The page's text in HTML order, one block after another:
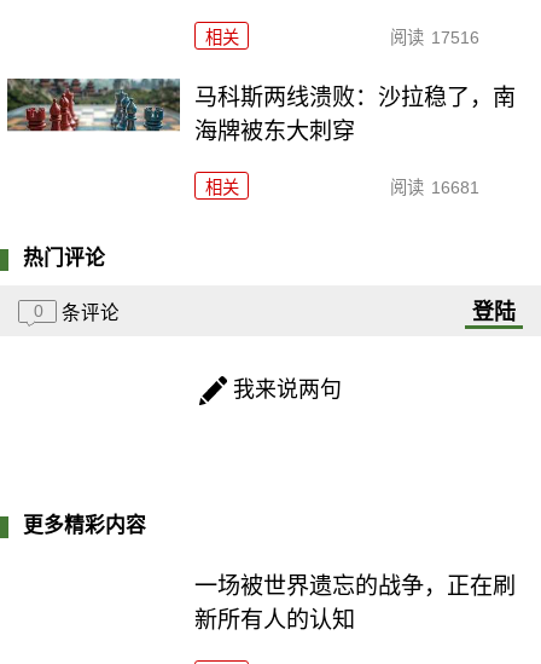
相关 阅读 17516
马科斯两线溃败：沙拉稳了，南
海牌被东大刺穿
相关 阅读 16681
热门评论
0 条评论 登陆
我来说两句
更多精彩内容
一场被世界遗忘的战争，正在刷
新所有人的认知